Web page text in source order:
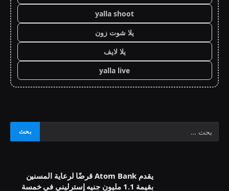
yalla shoot
يلا شوت زون
يلا لايف
yalla live
يقدم Atom Bank قرضًا لرعاية المسنين
بقيمة 1.1 مليون جنيه إسترليني في خمسة